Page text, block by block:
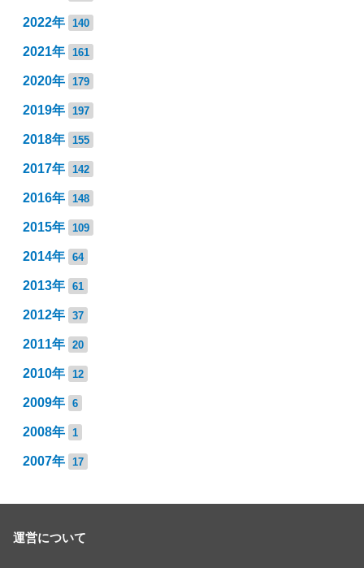
2022年 140
2021年 161
2020年 179
2019年 197
2018年 155
2017年 142
2016年 148
2015年 109
2014年 64
2013年 61
2012年 37
2011年 20
2010年 12
2009年 6
2008年 1
2007年 17
運営について